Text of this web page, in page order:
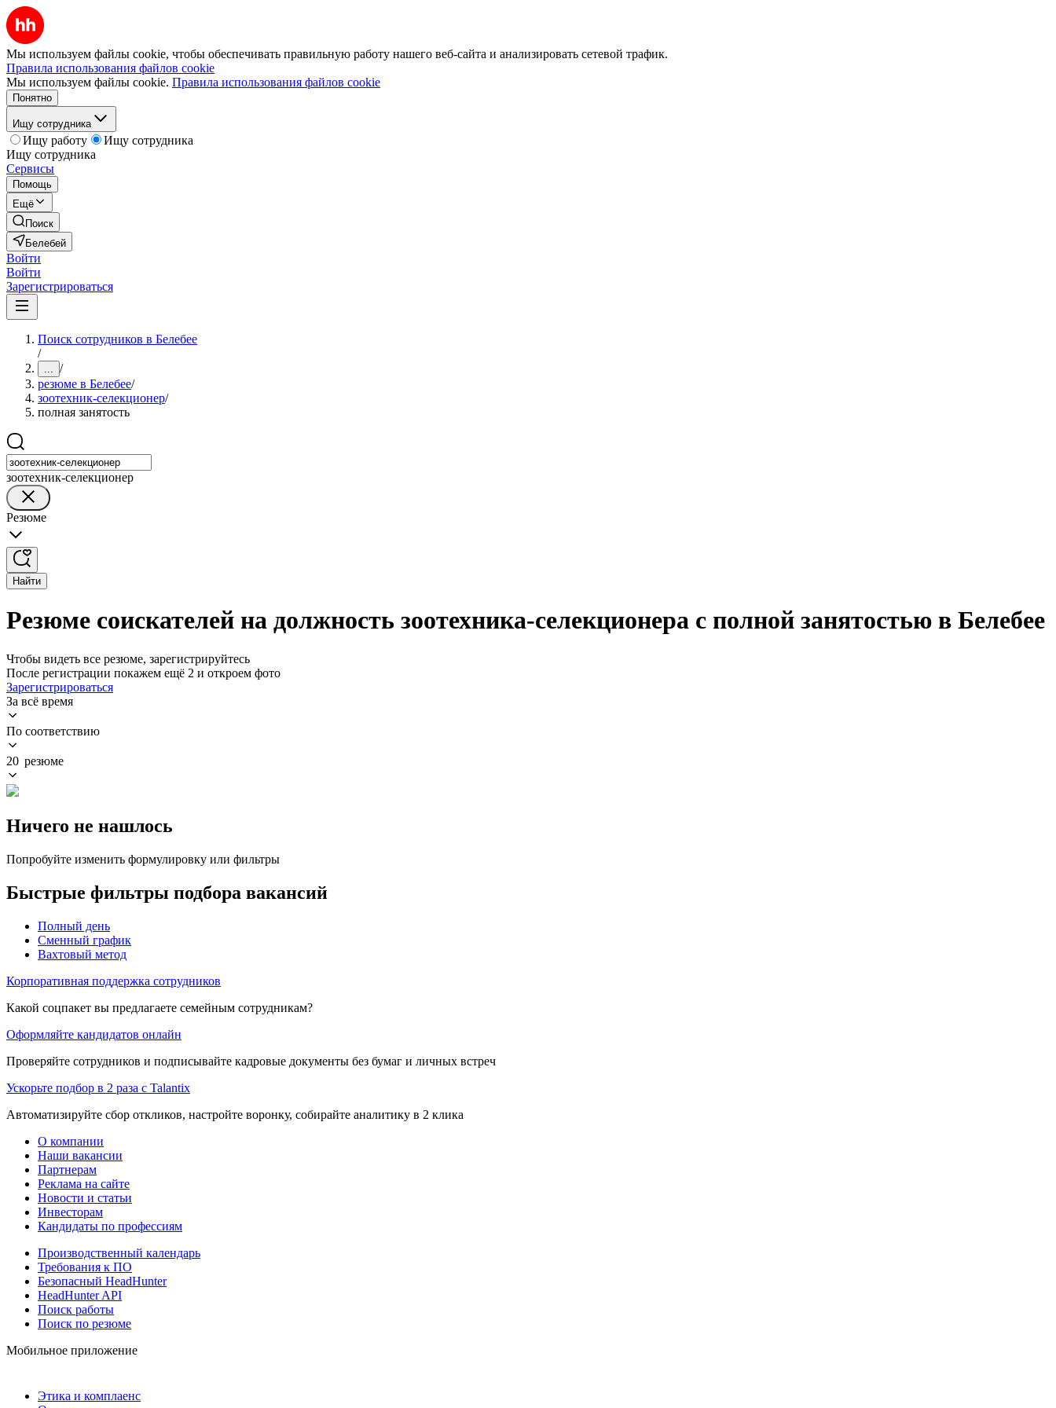
Мы используем файлы cookie, чтобы обеспечивать правильную работу нашего веб-сайта и анализировать сетевой трафик.
Правила использования файлов cookie
Мы используем файлы cookie. Правила использования файлов cookie
Понятно
Ищу сотрудника
Ищу работу
Ищу сотрудника
Ищу сотрудника
Сервисы
Помощь
Ещё
Поиск
Белебей
Войти
Войти
Зарегистрироваться
Поиск сотрудников в Белебее
/
... /
резюме в Белебее/
зоотехник-селекционер/
полная занятость
зоотехник-селекционер
Резюме
Найти
Резюме соискателей на должность зоотехника-селекционера с полной занятостью в Белебее
Чтобы видеть все резюме, зарегистрируйтесь
После регистрации покажем ещё 2 и откроем фото
Зарегистрироваться
За всё время
По соответствию
20 резюме
Ничего не нашлось
Попробуйте изменить формулировку или фильтры
Быстрые фильтры подбора вакансий
Полный день
Сменный график
Вахтовый метод
Корпоративная поддержка сотрудников
Какой соцпакет вы предлагаете семейным сотрудникам?
Оформляйте кандидатов онлайн
Проверяйте сотрудников и подписывайте кадровые документы без бумаг и личных встреч
Ускорьте подбор в 2 раза с Talantix
Автоматизируйте сбор откликов, настройте воронку, собирайте аналитику в 2 клика
О компании
Наши вакансии
Партнерам
Реклама на сайте
Новости и статьи
Инвесторам
Кандидаты по профессиям
Производственный календарь
Требования к ПО
Безопасный HeadHunter
HeadHunter API
Поиск работы
Поиск по резюме
Мобильное приложение
Этика и комплаенс